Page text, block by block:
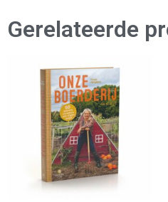
Gerelateerde